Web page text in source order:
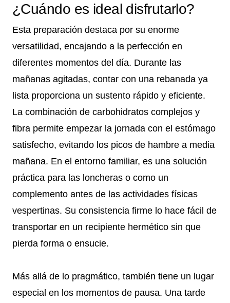
¿Cuándo es ideal disfrutarlo?
Esta preparación destaca por su enorme
versatilidad, encajando a la perfección en
diferentes momentos del día. Durante las
mañanas agitadas, contar con una rebanada ya
lista proporciona un sustento rápido y eficiente.
La combinación de carbohidratos complejos y
fibra permite empezar la jornada con el estómago
satisfecho, evitando los picos de hambre a media
mañana. En el entorno familiar, es una solución
práctica para las loncheras o como un
complemento antes de las actividades físicas
vespertinas. Su consistencia firme lo hace fácil de
transportar en un recipiente hermético sin que
pierda forma o ensucie.
Más allá de lo pragmático, también tiene un lugar
especial en los momentos de pausa. Una tarde